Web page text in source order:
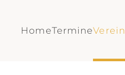
HomeTermineVerein